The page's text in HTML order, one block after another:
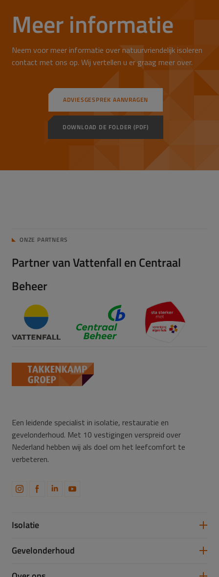
Meer informatie
Neem voor meer informatie over natuurvriendelijk isoleren
contact met ons op. Wij vertellen u er graag meer over.
ADVIESGESPREK AANVRAGEN
DOWNLOAD DE FOLDER (PDF)
ONZE PARTNERS
Partner van Vattenfall en Centraal
Beheer
Een leidende specialist in isolatie, restauratie en
gevelonderhoud. Met 10 vestigingen verspreid over
Nederland hebben wij als doel om het leefcomfort te
verbeteren.
Isolatie
Vloerisolatie
Gevelonderhoud